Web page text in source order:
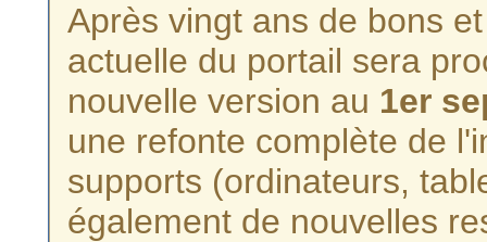
Après vingt ans de bons
actuelle du portail sera
nouvelle version au 1er
une refonte complète de
supports (ordinateurs,
également de nouvelles